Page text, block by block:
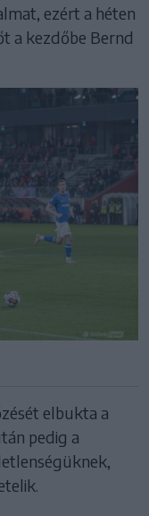
ezért a héten
a kezdőbe Bernd
elbukta a
pedig a